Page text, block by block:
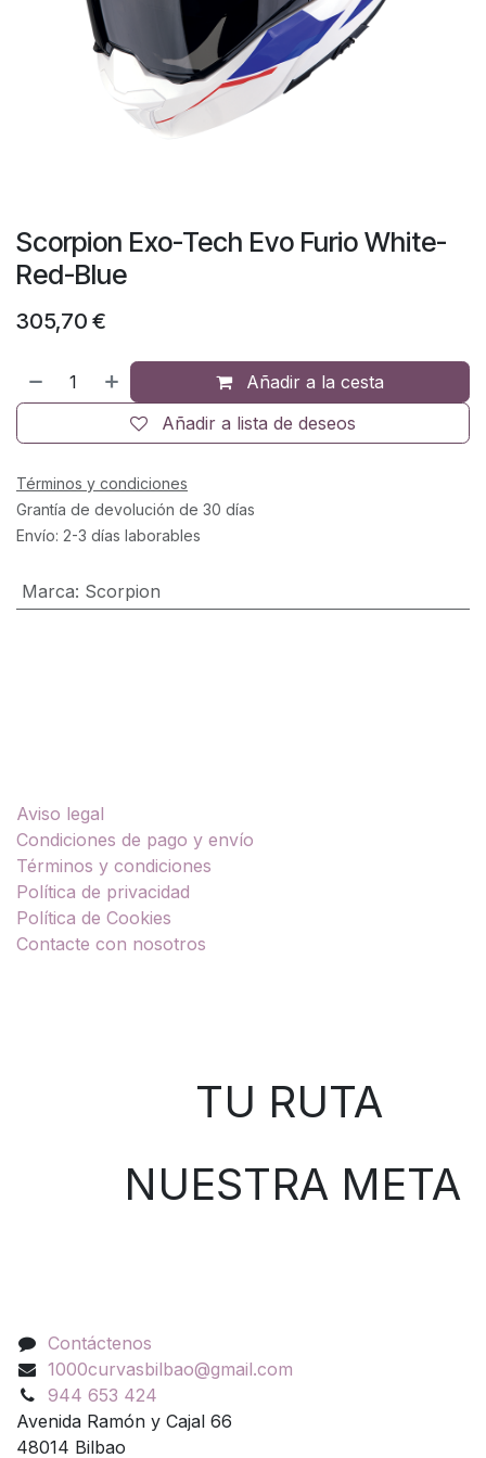
Scorpion Exo-Tech Evo Furio White-
Red-Blue
305,70 €
Añadir a la cesta
Añadir a lista de deseos
Términos y condiciones
Grantía de devolución de 30 días
Envío: 2-3 días laborables
Marca: Scorpion
Aviso legal
Condiciones de pago y envío
Términos y condiciones
Política de privacidad
Política de Cookies
Contacte con nosotros
TU RUTA
NUESTRA META
Contáctenos
1000curvasbilbao@gmail.com
944 653 424
Avenida Ramón y Cajal 66
48014 Bilbao